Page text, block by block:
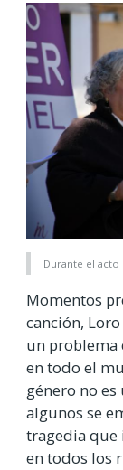
Durante el acto
Momentos
canción,
un problema
en todo el
género no
algunos se
tragedia que
en todos los